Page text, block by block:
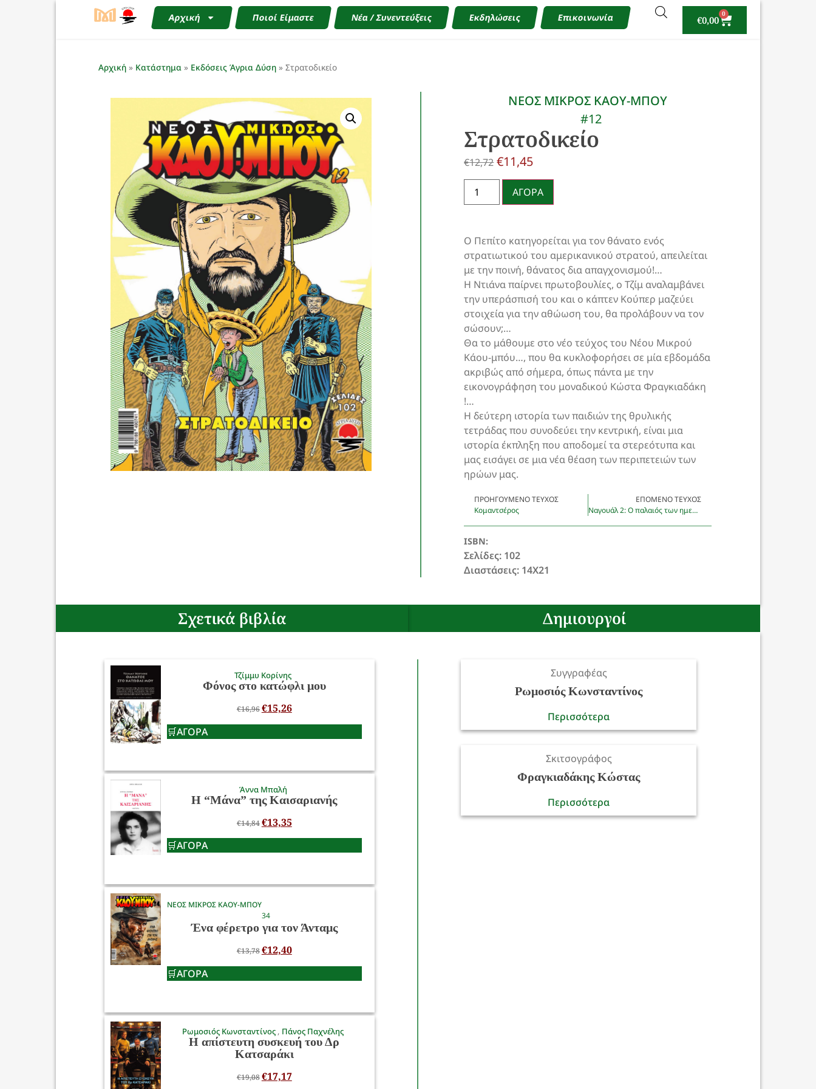
Αρχική Ποιοί Είμαστε Νέα / Συνεντεύξεις Εκδηλώσεις Επικοινωνία €0,00
0
Αρχική » Κατάστημα » Εκδόσεις Άγρια Δύση » Στρατοδικείο
ΝΕΟΣ ΜΙΚΡΟΣ ΚΑΟΥ-ΜΠΟΥ
#12
Στρατοδικείο
€12,72 €11,45
ΑΓΟΡΑ
Ο Πεπίτο κατηγορείται για τον θάνατο ενός
στρατιωτικού του αμερικανικού στρατού, απειλείται
με την ποινή, θάνατος δια απαγχονισμού!…
Η Ντιάνα παίρνει πρωτοβουλίες, ο Τζίμ αναλαμβάνει
την υπεράσπισή του και ο κάπτεν Κούπερ μαζεύει
στοιχεία για την αθώωση του, θα προλάβουν να τον
σώσουν;…
Θα το μάθουμε στο νέο τεύχος του Νέου Μικρού
Κάου-μπόυ…, που θα κυκλοφορήσει σε μία εβδομάδα
ακριβώς από σήμερα, όπως πάντα με την
εικονογράφηση του μοναδικού Κώστα Φραγκιαδάκη
!…
Η δεύτερη ιστορία των παιδιών της θρυλικής
τετράδας που συνοδεύει την κεντρική, είναι μια
ιστορία έκπληξη που αποδομεί τα στερεότυπα και
μας εισάγει σε μια νέα θέαση των περιπετειών των
ηρώων μας.
ΠΡΟΗΓΟΎΜΕΝΟ ΤΕΎΧΟΣ
Κομαντσέρος
ΕΠΌΜΕΝΟ ΤΕΎΧΟΣ
Ναγουάλ 2: Ο παλαιός των ημερών
ISBN:
Σελίδες: 102
Διαστάσεις: 14X21
Σχετικά βιβλία Δημιουργοί
Τζίμμυ Κορίνης
Φόνος στο κατώφλι μου
€16,96€15,26
ΑΓΟΡΑ
Άννα Μπαλή
Η “Μάνα” της Καισαριανής
€14,84€13,35
ΑΓΟΡΑ
ΝΕΟΣ ΜΙΚΡΟΣ ΚΑΟΥ-ΜΠΟΥ
34
Ένα φέρετρο για τον Άνταμς
€13,78€12,40
ΑΓΟΡΑ
Ρωμοσιός Κωνσταντίνος Πάνος Παχνέλης
Η απίστευτη συσκευή του Δρ
Κατσαράκι
€19,08€17,17
Συγγραφέας
Ρωμοσιός Κωνσταντίνος
Περισσότερα
Σκιτσογράφος
Φραγκιαδάκης Κώστας
Περισσότερα